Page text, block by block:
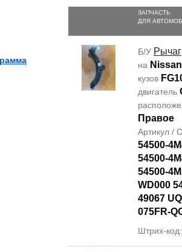
ЗАПЧАСТЬ
ДЛЯ
Б/У Рычаг
на
кузов
двигатель
Правое
Артикул /
54500-
54500-
54500-
WD000
49067
075FR-
Штрих-